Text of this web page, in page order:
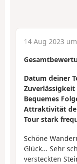
14 Aug 2023
Datum deiner
Zuverlässigkeit
Bequemes
Attraktivität
Tour stark
Schöne
Glück... Sehr
versteckten